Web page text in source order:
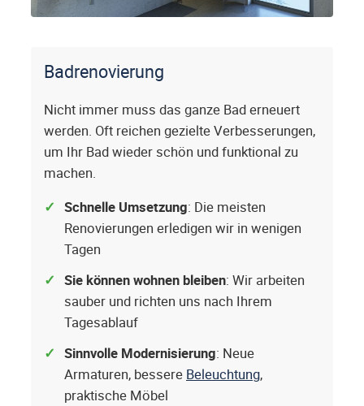
Badrenovierung
Nicht immer muss das ganze Bad erneuert
werden. Oft reichen gezielte Verbesserungen,
um Ihr Bad wieder schön und funktional zu
machen.
Schnelle Umsetzung: Die meisten
Renovierungen erledigen wir in wenigen
Tagen
Sie können wohnen bleiben: Wir arbeiten
sauber und richten uns nach Ihrem
Tagesablauf
Sinnvolle Modernisierung: Neue
Armaturen, bessere Beleuchtung,
praktische Möbel